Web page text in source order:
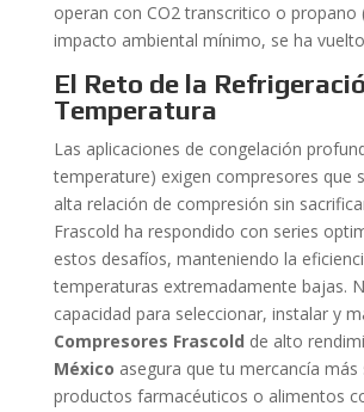
operan con CO2 transcritico o propano
impacto ambiental mínimo, se ha
El Reto de la
Temperatura
Las aplicaciones de congelación
temperature) exigen compresores que
alta relación de compresión sin
Frascold ha respondido con series
estos desafíos, manteniendo la
temperaturas extremadamente bajas.
capacidad para seleccionar, instalar y
Compresores Frascold de alto
México asegura que tu mercancía
productos farmacéuticos o alimentos